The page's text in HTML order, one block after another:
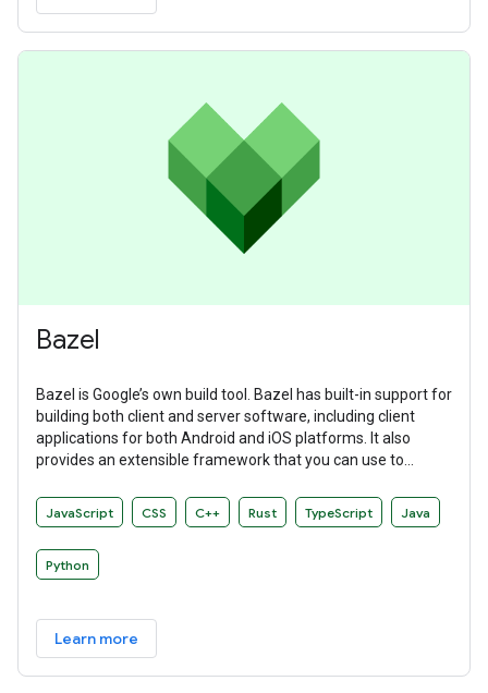
Bazel
Bazel is Google’s own build tool. Bazel has built-in support for
building both client and server software, including client
applications for both Android and iOS platforms. It also
provides an extensible framework that you can use to
JavaScript CSS C++ Rust TypeScript Java
Python
Learn more